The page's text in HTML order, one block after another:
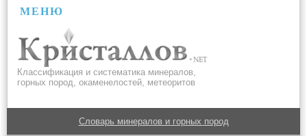
МЕНЮ
Классификация и систематика минералов,
горных пород, окаменелостей, метеоритов
Словарь минералов и горных пород